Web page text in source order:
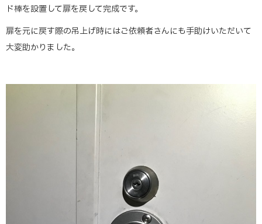
ド棒を設置して扉を戻して完成です。
扉を元に戻す際の吊上げ時にはご依頼者さんにも手助けいただいて
大変助かりました。